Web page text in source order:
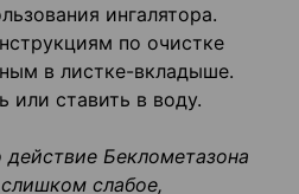
ингалятора.
по очистке
в листке-вкладыше.
или ставить в воду.
Беклометазона
слабое,